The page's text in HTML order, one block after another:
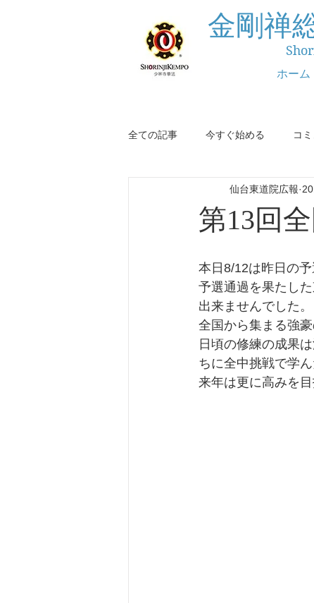
金剛禅
ホーム
全ての記事 今すぐ始める コ
第13回
仙台東道院広報
本日8/12は昨日の
予選通過を果たし
出来ませんでした。
全国から集まる強
日頃の修練の成果
ちに全中挑戦で学
来年は更に高みを